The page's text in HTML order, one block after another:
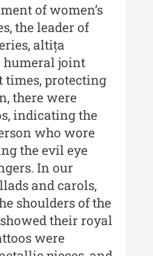
al Muzeului
Neculce” al
a Moldovei -
Neculce” al
a Moldovei -
Neculce” al
a Moldovei -
of women’s
the leader of
altița
humeral joint
times, protecting
there were
indicating the
who wore
the evil eye
In our
and carols,
shoulders of the
their royal
were